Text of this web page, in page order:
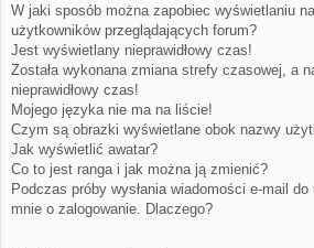
W jaki sposób można zapobiec wyświetlaniu
użytkowników przeglądających forum?
Jest wyświetlany nieprawidłowy czas!
Została wykonana zmiana strefy czasowej, a
nieprawidłowy czas!
Mojego języka nie ma na liście!
Czym są obrazki wyświetlane obok nazwy
Jak wyświetlić awatar?
Co to jest ranga i jak można ją zmienić?
Podczas próby wysłania wiadomości e-mail
mnie o zalogowanie. Dlaczego?